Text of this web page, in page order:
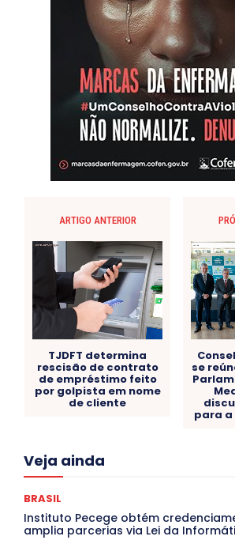
ARTIGO ANTERIOR
TJDFT determina
rescisão de contrato
de empréstimo feito
por golpista em nome
de cliente
se
para
Veja ainda
Acre
Congressuanas & Esplanadumas
Crônica Política
Cultura e Tal
DANÇA
BRASIL
Instituto Pecege obtém
amplia parcerias via Lei da